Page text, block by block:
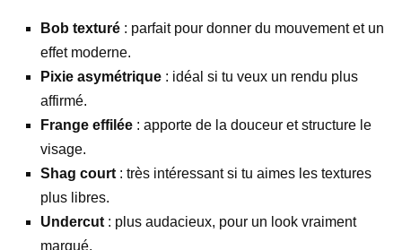
Bob texturé : parfait pour donner du mouvement et un
effet moderne.
Pixie asymétrique : idéal si tu veux un rendu plus
affirmé.
Frange effilée : apporte de la douceur et structure le
visage.
Shag court : très intéressant si tu aimes les textures
plus libres.
Undercut : plus audacieux, pour un look vraiment
marqué.